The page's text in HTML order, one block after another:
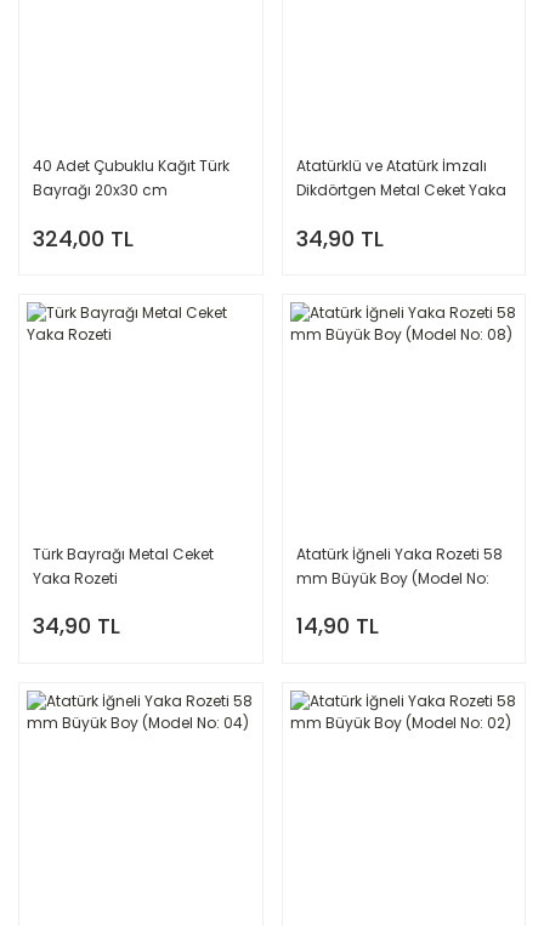
40 Adet Çubuklu Kağıt Türk
Bayrağı 20x30 cm
324,00 TL
Atatürklü ve Atatürk İmzalı
Dikdörtgen Metal Ceket Yaka
34,90 TL
Türk Bayrağı Metal Ceket
Yaka Rozeti
34,90 TL
Atatürk İğneli Yaka Rozeti 58
mm Büyük Boy (Model No:
14,90 TL